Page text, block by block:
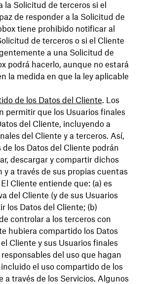
la Solicitud de terceros si el
de responder a la Solicitud de
tiene prohibido notificar al
de terceros o si el Cliente
a una Solicitud de
podrá hacerlo, aunque no estará
la medida en que la ley aplicable
de los Datos del Cliente. Los
permitir que los Usuarios finales
del Cliente, incluyendo a
del Cliente y a terceros. Así,
de los Datos del Cliente podrán
descargar y compartir dichos
y a través de sus propias cuentas
Cliente entiende que: (a) es
del Cliente (y de sus Usuarios
los Datos del Cliente; (b)
controlar a los terceros con
hubiera compartido los Datos
Cliente y sus Usuarios finales
del uso que hagan
el uso compartido de los
a través de los Servicios. Algunos